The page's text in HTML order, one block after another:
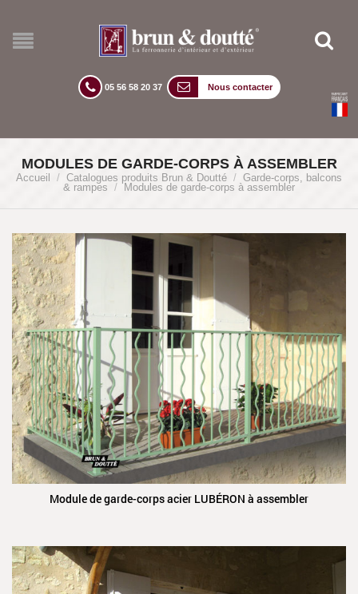
05 56 58 20 37 Nous contacter
MODULES DE GARDE-CORPS À ASSEMBLER
Accueil / Catalogues produits Brun & Doutté / Garde-corps, balcons
& rampes / Modules de garde-corps à assembler
Module de garde-corps acier LUBÉRON à assembler